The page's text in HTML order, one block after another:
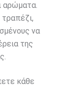
αρώματα.
να
της
κάθε